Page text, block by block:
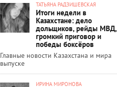
ТАТЬЯНА РАДЗИШЕВСКАЯ
Итоги недели в
Казахстане: дело
дольщиков, рейды МВД,
громкий приговор и
победы боксёров
Главные новости Казахстана и мира
выпуске
ИРИНА МИРОНОВА